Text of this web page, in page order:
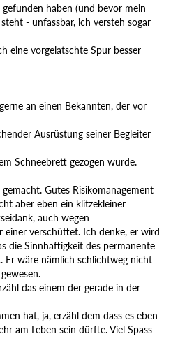
haben (und bevor mein
- unfassbar, ich versteh sogar
eine vorgelatschte Spur besser
an einen Bekannten, der vor
Ausrüstung seiner Begleiter
Schneebrett gezogen wurde.
Gutes Risikomanagement
aber eben ein klitzekleiner
auch wegen
einer verschüttet. Ich denke, er wird
die Sinnhaftigkeit des permanente
Er wäre nämlich schlichtweg nicht
das einem der gerade in der
hat, ja, erzähl dem dass es eben
am Leben sein dürfte. Viel Spass